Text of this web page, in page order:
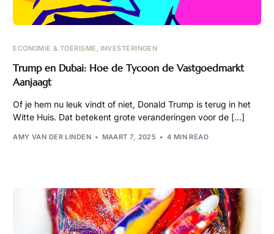
ECONOMIE & TOERISME , INVESTERINGEN
Trump en Dubai: Hoe de Tycoon de Vastgoedmarkt
Aanjaagt
Of je hem nu leuk vindt of niet, Donald Trump is terug in het
Witte Huis. Dat betekent grote veranderingen voor de […]
AMY VAN DER LINDEN MAART 7, 2025 4 MIN READ